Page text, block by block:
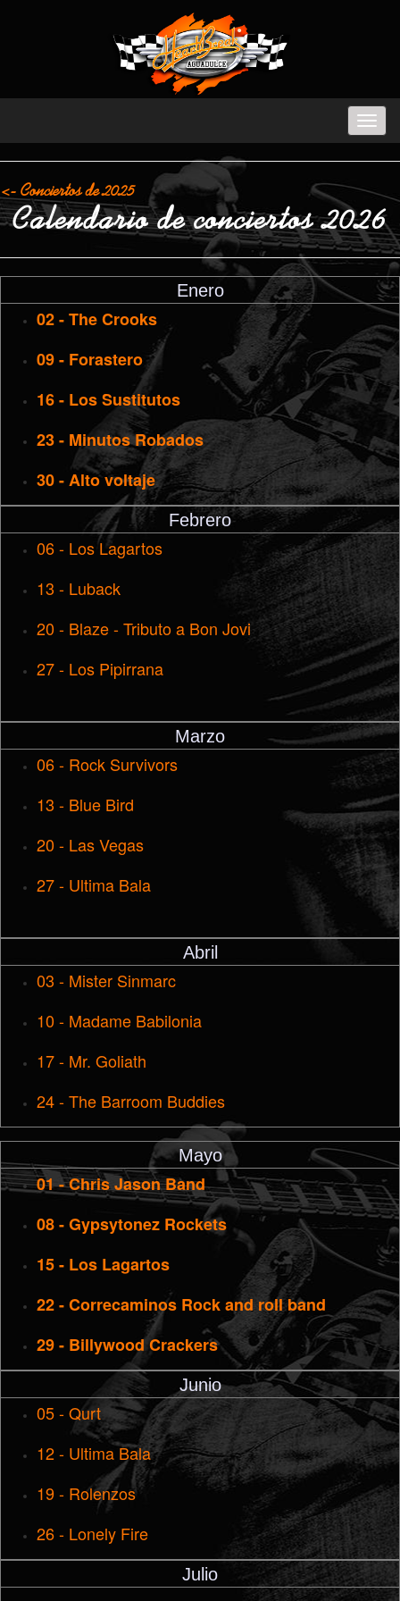
<- Conciertos de 2025
Calendario de conciertos 2026
Enero
02 - The Crooks
09 - Forastero
16 - Los Sustitutos
23 - Minutos Robados
30 - Alto voltaje
Febrero
06 - Los Lagartos
13 - Luback
20 - Blaze - Tributo a Bon Jovi
27 - Los Pipirrana
Marzo
06 - Rock Survivors
13 - Blue Bird
20 - Las Vegas
27 - Ultima Bala
Abril
03 - Mister Sinmarc
10 - Madame Babilonia
17 - Mr. Goliath
24 - The Barroom Buddies
Mayo
01 - Chris Jason Band
08 - Gypsytonez Rockets
15 - Los Lagartos
22 - Correcaminos Rock and roll band
29 - Billywood Crackers
Junio
05 - Qurt
12 - Ultima Bala
19 - Rolenzos
26 - Lonely Fire
Julio